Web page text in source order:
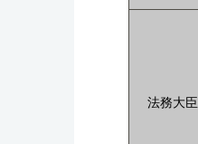
法務大臣